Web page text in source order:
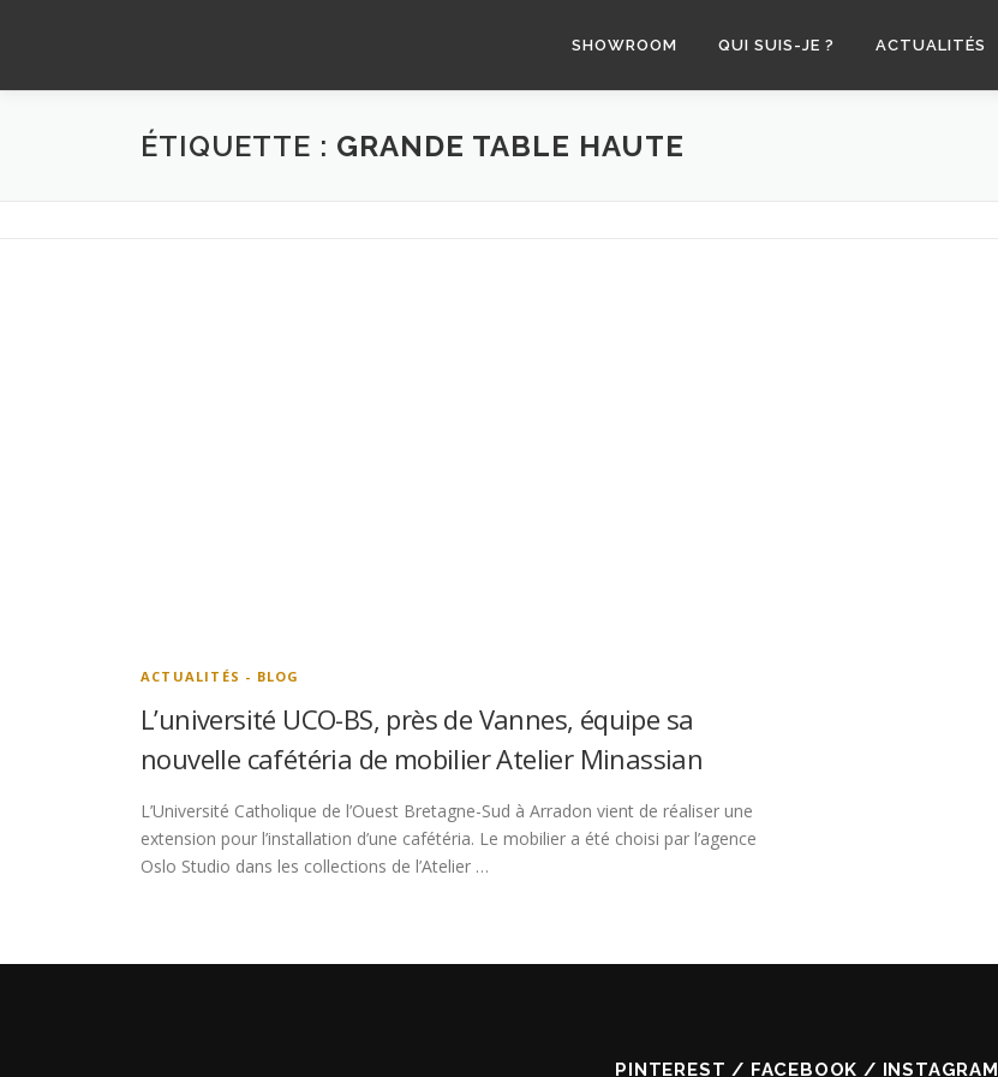
SHOWROOM QUI SUIS-JE ? ACTUALITÉS
ÉTIQUETTE : GRANDE TABLE HAUTE
ACTUALITÉS - BLOG
L’université UCO-BS, près de Vannes, équipe sa
nouvelle cafétéria de mobilier Atelier Minassian
L’Université Catholique de l’Ouest Bretagne-Sud à Arradon vient de réaliser une
extension pour l’installation d’une cafétéria. Le mobilier a été choisi par l’agence
Oslo Studio dans les collections de l’Atelier …
PINTEREST / FACEBOOK / INSTAGRAM